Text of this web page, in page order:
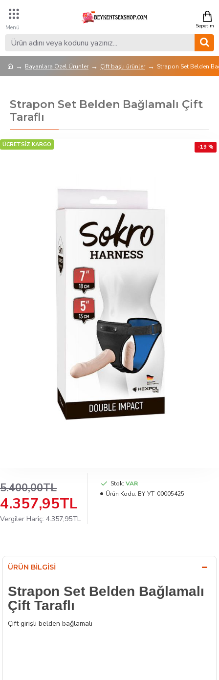
Bayanlara Özel Ürünler Çift başlı ürünler Strapon Set Belden
Strapon Set Belden Bağlamalı Çift
Taraflı
ÜCRETSİZ KARGO -19 %
4.357,95TL
5.400,00TL
Vergiler Hariç: 4.357,95TL
Stok: VAR
Ürün Kodu: BY-УТ-00005425
ÜRÜN BILGISI
Strapon Set Belden Bağlamalı
Çift Taraflı
Çift girişli belden bağlamalı